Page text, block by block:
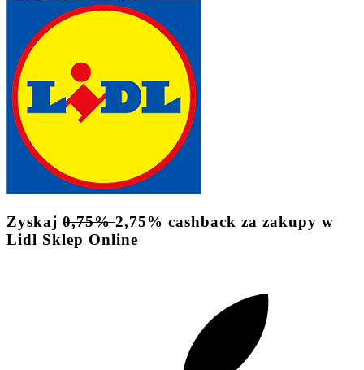
Zyskaj 0,75%2,75% cashback za zakupy w
Lidl Sklep Online